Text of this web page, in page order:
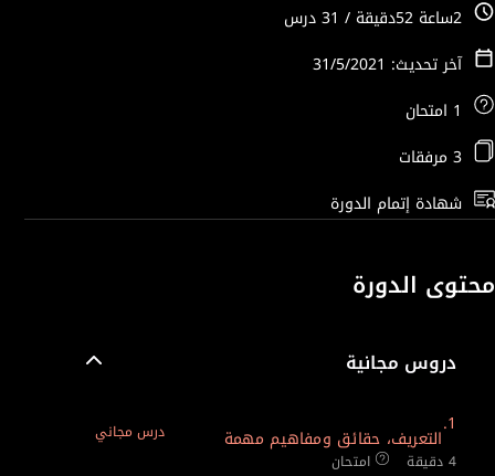
آخر تحديث: 31/5/2021
شهادة إتمام الدورة
محتوى الدورة
دروس مجانية
1.
التعريف، حقائق ومفاهيم مهمة
درس مجاني
4 دقيقة
امتحان